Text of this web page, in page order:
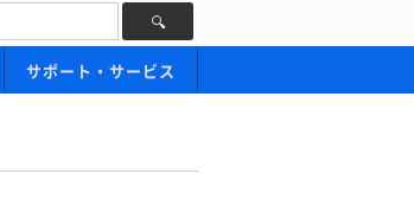
サポート・サービス